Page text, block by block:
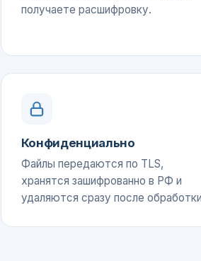
получаете расшифровку.
Конфиденциально
Файлы передаются по TLS,
хранятся зашифрованно в РФ и
удаляются сразу после